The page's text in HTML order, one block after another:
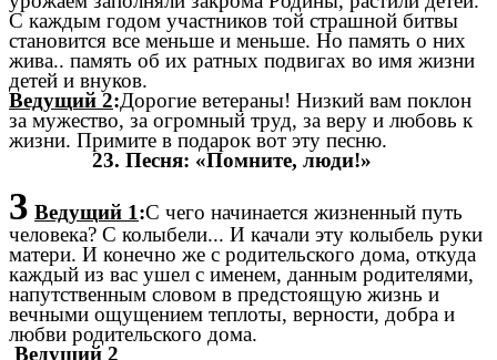
С каждым годом участников той страшной битвы
становится все меньше и меньше. Но память о них
жива.. память об их ратных подвигах во имя жизни
детей и внуков.
Ведущий 2:Дорогие ветераны! Низкий вам поклон
за мужество, за огромный труд, за веру и любовь к
жизни. Примите в подарок вот эту песню.
23. Песня: «Помните, люди!»
3 Ведущий 1:С чего начинается жизненный путь
человека? С колыбели... И качали эту колыбель руки
матери. И конечно же с родительского дома, откуда
каждый из вас ушел с именем, данным родителями,
напутственным словом в предстоящую жизнь и
вечными ощущением теплоты, верности, добра и
любви родительского дома.
Ведущий 2